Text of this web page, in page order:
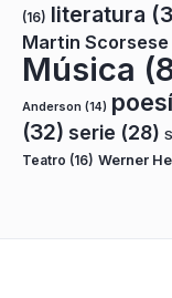
(16) literatura
Martin Scorsese
Música
Anderson (14)
(32) serie (28)
Teatro (16) Werner